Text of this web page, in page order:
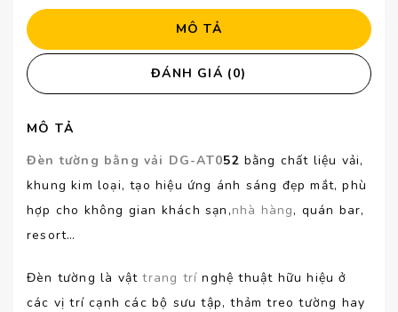
MÔ TẢ
ĐÁNH GIÁ (0)
MÔ TẢ
Đèn tường bằng vải DG-AT052 bằng chất liệu vải,
khung kim loại, tạo hiệu ứng ánh sáng đẹp mắt, phù
hợp cho không gian khách sạn,nhà hàng, quán bar,
resort…
Đèn tường là vậttrang trí nghệ thuật hữu hiệu ở
các vị trí cạnh các bộ sưu tập, thảm treo tường hay